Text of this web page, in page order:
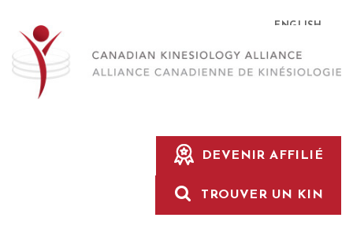
ENGLISH
DEVENIR AFFILIÉ
TROUVER UN KIN